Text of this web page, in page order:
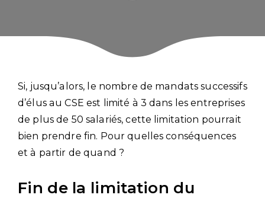
Si, jusqu’alors, le nombre de mandats successifs
d’élus au CSE est limité à 3 dans les entreprises
de plus de 50 salariés, cette limitation pourrait
bien prendre fin. Pour quelles conséquences
et à partir de quand ?
Fin de la limitation du